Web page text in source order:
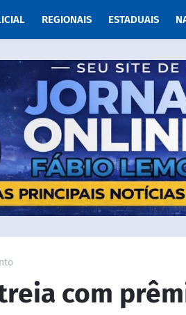
REGIONAIS ESTADUAIS
com